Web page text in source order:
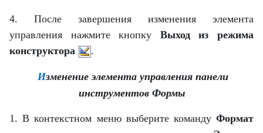
4. После завершения изменения элемента
управления нажмите кнопку Выход из режима
конструктора
.
Изменение элемента управления панели
инструментов Формы
1. В контекстном меню выберите команду Формат